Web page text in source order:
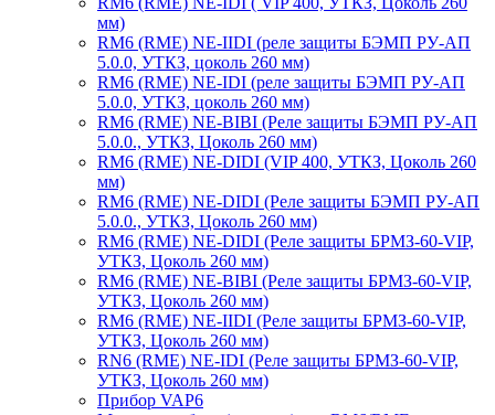
мм)
RM6 (RME) NE-IIDI (реле защиты БЭМП РУ-АП
5.0.0, УТКЗ, цоколь 260 мм)
RM6 (RME) NE-IDI (реле защиты БЭМП РУ-АП
5.0.0, УТКЗ, цоколь 260 мм)
RM6 (RME) NE-BIBI (Реле защиты БЭМП РУ-АП
5.0.0., УТКЗ, Цоколь 260 мм)
RM6 (RME) NE-DIDI (VIP 400, УТКЗ, Цоколь 260
мм)
RM6 (RME) NE-DIDI (Реле защиты БЭМП РУ-АП
5.0.0., УТКЗ, Цоколь 260 мм)
RM6 (RME) NE-DIDI (Реле защиты БРМЗ-60-VIP,
УТКЗ, Цоколь 260 мм)
RM6 (RME) NE-BIBI (Реле защиты БРМЗ-60-VIP,
УТКЗ, Цоколь 260 мм)
RM6 (RME) NE-IIDI (Реле защиты БРМЗ-60-VIP,
УТКЗ, Цоколь 260 мм)
RN6 (RME) NE-IDI (Реле защиты БРМЗ-60-VIP,
УТКЗ, Цоколь 260 мм)
Прибор VAP6